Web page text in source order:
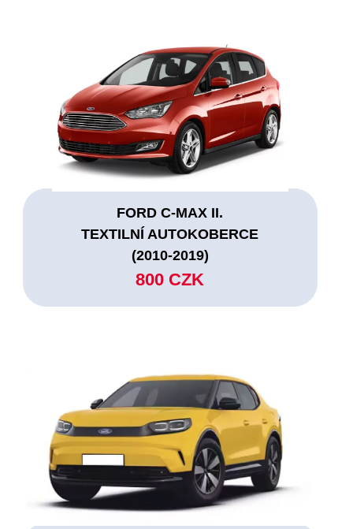
FORD C-MAX II.
TEXTILNÍ AUTOKOBERCE
(2010-2019)
800 CZK